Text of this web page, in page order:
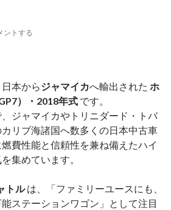
ントする
本からジャマイカへ輸出された ホ
）・2018年式 です。
ジャマイカやトリニダード・トバ
リブ海諸国へ数多くの日本中古車
費性能と信頼性を兼ね備えたハイ
集めています。
トルは、「ファミリーユースにも、
ステーションワゴン」として注目